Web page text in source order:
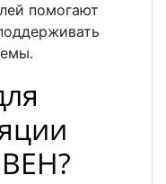
помогают